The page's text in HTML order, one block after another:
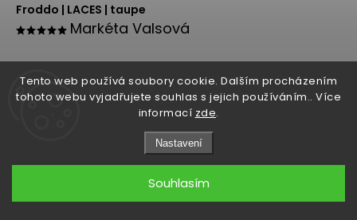
Tento web používá soubory cookie. Dalším procházením
tohoto webu vyjadřujete souhlas s jejich používáním.. Více
informací zde.
Nastavení
Souhlasím
Froddo | LACES | taupe
Markéta Valsová